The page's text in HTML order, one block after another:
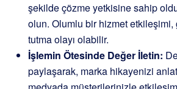
şekilde çözme yetkisine sahip
olun. Olumlu bir hizmet
tutma olayı olabilir.
İşlemin Ötesinde Değer İletin:
paylaşarak, marka hikayenizi